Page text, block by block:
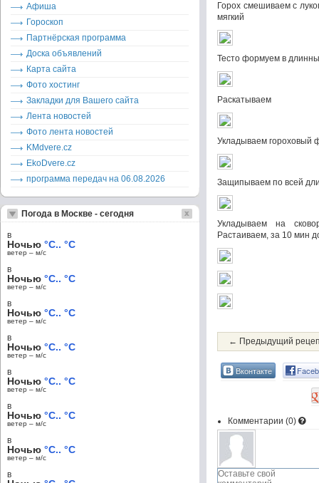
Горох смешиваем с
мягкий
Тесто формуем в
Раскатываем
Укладываем гороховый
Защипываем по всей
Укладываем на
Растаиваем, за 10 мин
← Предыдущий
Вконтакте
Комментарии (0)
Афиша
Гороскоп
Партнёрская программа
Доска объявлений
Карта сайта
Фото хостинг
Закладки для Вашего сайта
Лента новостей
Фото лента новостей
KMdvere.cz
EkoDvere.cz
программа передач на 06.08.2026
Погода в Москве - сегодня
в
Ночью °C.. °C
ветер – м/c
в
Ночью °C.. °C
ветер – м/c
в
Ночью °C.. °C
ветер – м/c
в
Ночью °C.. °C
ветер – м/c
в
Ночью °C.. °C
ветер – м/c
в
Ночью °C.. °C
ветер – м/c
в
Ночью °C.. °C
ветер – м/c
в